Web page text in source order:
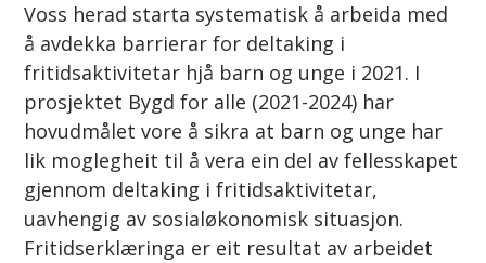
Voss herad starta systematisk å arbeida med
å avdekka barrierar for deltaking i
fritidsaktivitetar hjå barn og unge i 2021. I
prosjektet Bygd for alle (2021-2024) har
hovudmålet vore å sikra at barn og unge har
lik moglegheit til å vera ein del av fellesskapet
gjennom deltaking i fritidsaktivitetar,
uavhengig av sosialøkonomisk situasjon.
Fritidserklæringa er eit resultat av arbeidet